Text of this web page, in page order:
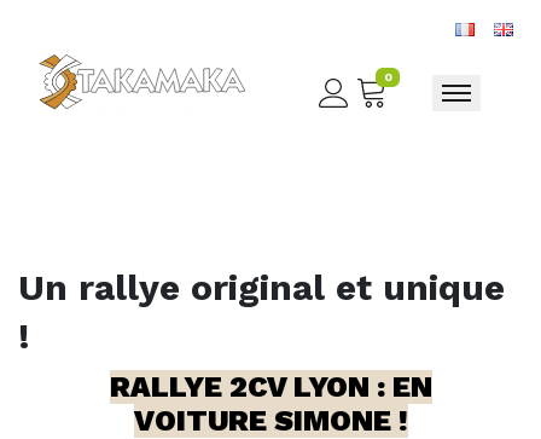
0
Toggle
Un rallye original et unique
!
RALLYE 2CV LYON : EN
VOITURE SIMONE !